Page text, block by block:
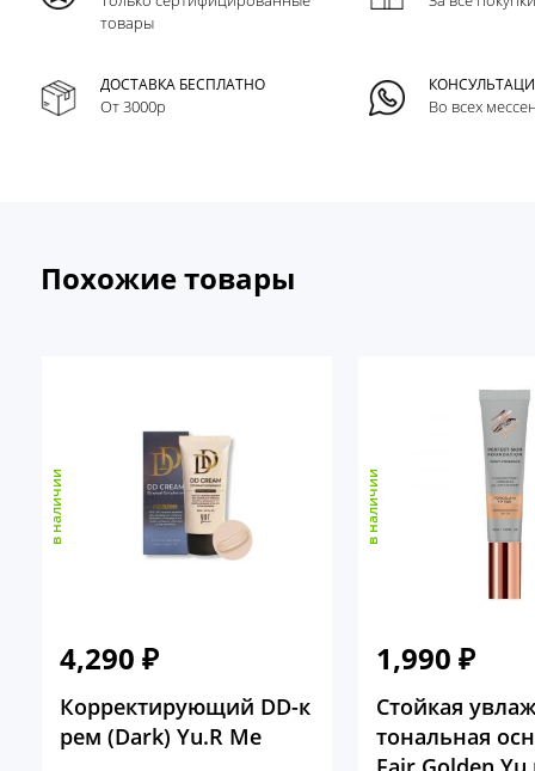
товары
ДОСТАВКА БЕСПЛАТНО
От 3000р Во всех
Похожие товары
4,290 ₽
в наличии
Корректирующий DD-к
рем (Dark) Yu.R Me
1,990₽
в наличии
Стойкая
тональная